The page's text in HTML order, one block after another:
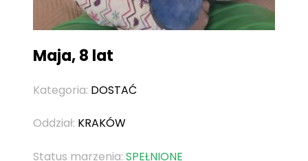
Maja, 8 lat
Kategoria: DOSTAĆ
Oddział: KRAKÓW
Status marzenia: SPEŁNIONE